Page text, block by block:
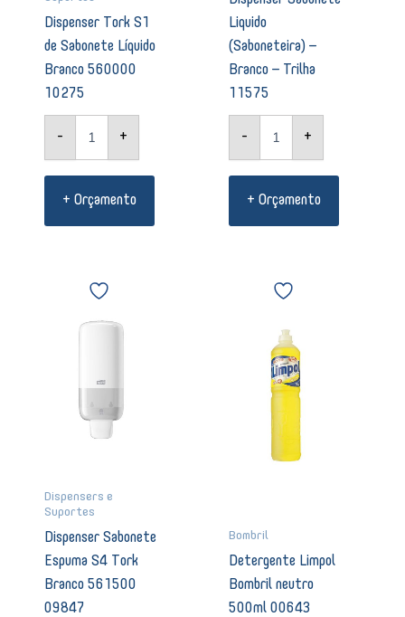
Dispenser Tork S1
de Sabonete Líquido
Branco 560000
10275
- +
+ Orçamento
Liquido
(Saboneteira) –
Branco – Trilha
11575
- +
+ Orçamento
Dispensers e
Suportes
Dispenser Sabonete
Espuma S4 Tork
Branco 561500
09847
Sabonete
S4
561500
quantidade
Bombril
Detergente Limpol
Bombril neutro
500ml 00643
Limpol
neutro
500ml
00643
quantidade